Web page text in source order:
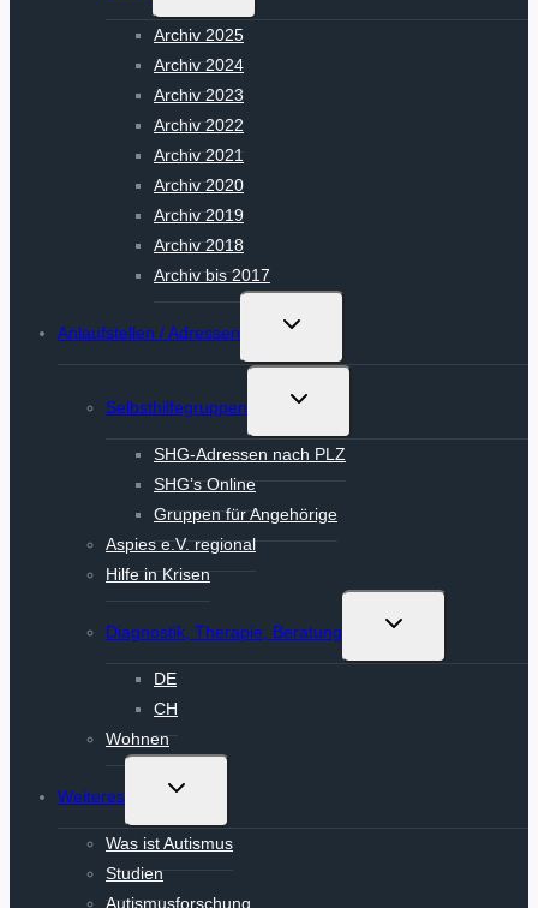
Archiv 2025
Archiv 2024
Archiv 2023
Archiv 2022
Archiv 2021
Archiv 2020
Archiv 2019
Archiv 2018
Archiv bis 2017
Anlaufstellen / Adressen
Untermenü
Selbsthilfegruppen
Untermenü
SHG-Adressen nach PLZ
SHG’s Online
Gruppen für Angehörige
Aspies e.V. regional
Hilfe in Krisen
Diagnostik, Therapie, Beratung
Untermenü
DE
CH
Wohnen
Weiteres
Untermenü
Was ist Autismus
Studien
Autismusforschung